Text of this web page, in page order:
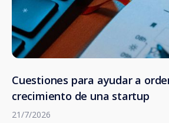
Cuestiones para ayudar a
crecimiento de una startup
21/7/2026